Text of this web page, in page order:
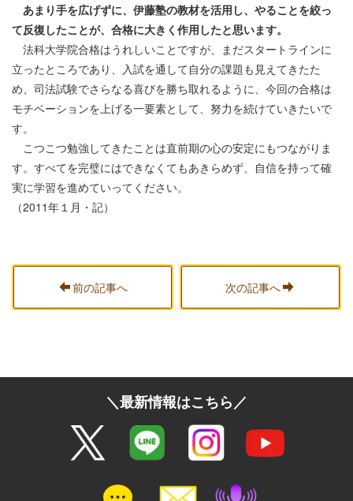
あまり手を広げずに、伊藤塾の教材を活用し、やることを絞っ
て反復したことが、合格に大きく作用したと思います。
法科大学院合格はうれしいことですが、まだスタートラインに
立ったところであり、入試を通して自分の課題も見えてきたた
め、司法試験でさらなる喜びを勝ち取れるように、今回の合格は
モチベーションを上げる一要素として、努力を続けていきたいで
す。
こつこつ勉強してきたことは直前期の心の安定にもつながりま
す。すべてを完璧にはできなくてもあきらめず、自信を持って確
実に学習を進めていってください。
（2011年１月・記）
前の記事へ 次の記事へ
＼最新情報はこちら／